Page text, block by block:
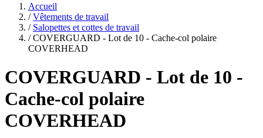
Accueil
/ Vêtements de travail
/ Salopettes et cottes de travail
/ COVERGUARD - Lot de 10 - Cache-col polaire
COVERHEAD
COVERGUARD - Lot de 10 -
Cache-col polaire
COVERHEAD